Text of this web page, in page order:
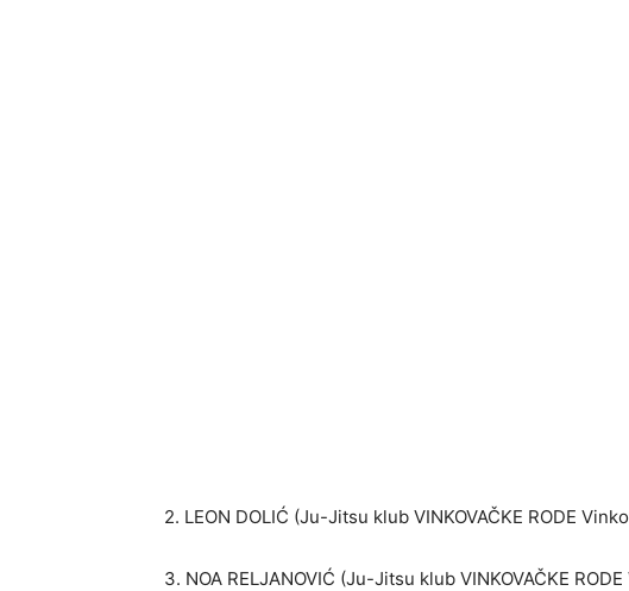
2. LEON DOLIĆ (Ju-Jitsu klub VINKOVAČKE RODE
3. NOA RELJANOVIĆ (Ju-Jitsu klub VINKOVAČKE